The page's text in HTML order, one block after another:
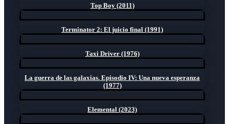
Top Boy (2011)
Terminator 2: El juicio final (1991)
Taxi Driver (1976)
La guerra de las galaxias. Episodio IV: Una nueva esperanza
(1977)
Elemental (2023)